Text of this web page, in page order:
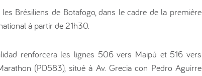
Brésiliens de Botafogo, dans le cadre de la première
à partir de 21h30.
renforcera les lignes 506 vers Maipú et 516 vers
(PD583), situé à Av. Grecia con Pedro Aguirre